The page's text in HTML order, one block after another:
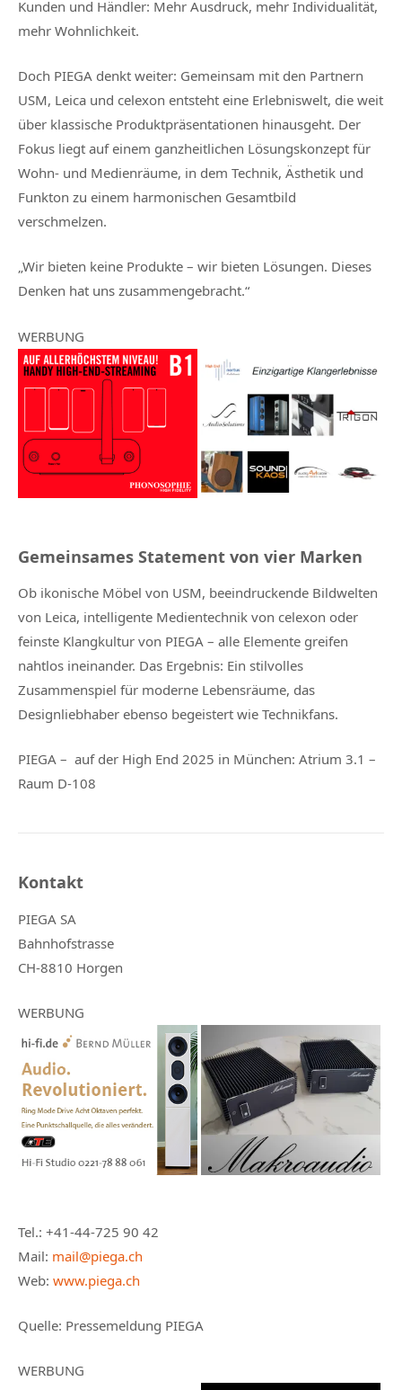
Kunden und Händler: Mehr Ausdruck, mehr Individualität,
mehr Wohnlichkeit.
Doch PIEGA denkt weiter: Gemeinsam mit den Partnern
USM, Leica und celexon entsteht eine Erlebniswelt, die weit
über klassische Produktpräsentationen hinausgeht. Der
Fokus liegt auf einem ganzheitlichen Lösungskonzept für
Wohn- und Medienräume, in dem Technik, Ästhetik und
Funkton zu einem harmonischen Gesamtbild
verschmelzen.
„Wir bieten keine Produkte – wir bieten Lösungen. Dieses
Denken hat uns zusammengebracht.“
WERBUNG
Gemeinsames Statement von vier Marken
Ob ikonische Möbel von USM, beeindruckende Bildwelten
von Leica, intelligente Medientechnik von celexon oder
feinste Klangkultur von PIEGA – alle Elemente greifen
nahtlos ineinander. Das Ergebnis: Ein stilvolles
Zusammenspiel für moderne Lebensräume, das
Designliebhaber ebenso begeistert wie Technikfans.
PIEGA – auf der High End 2025 in München: Atrium 3.1 –
Raum D-108
Kontakt
PIEGA SA
Bahnhofstrasse
CH-8810 Horgen
WERBUNG
Tel.: +41-44-725 90 42
Mail: mail@piega.ch
Web: www.piega.ch
Quelle: Pressemeldung PIEGA
WERBUNG